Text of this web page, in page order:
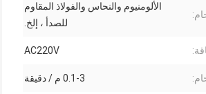
الألومنيوم والنحاس والفولاذ المقاوم
للصدأ ، إلخ.
AC220V
0.1-3 م / دقيقة